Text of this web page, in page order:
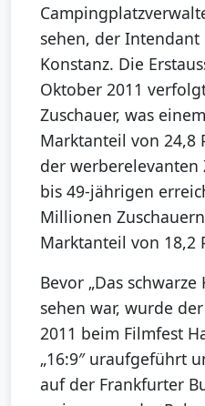
sehen, der Intendant
Konstanz. Die
Oktober 2011
Zuschauer, was
Marktanteil von 24,8
der
bis 49-jährigen
Millionen
Marktanteil von 18,2
Bevor „Das schwarze
sehen war, wurde
2011 beim Filmfest
„16:9″ uraufgeführt
auf der Frankfurter